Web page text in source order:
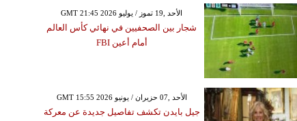
GMT 21:45 2026 الأحد ,19 تموز / يوليو
شجار بين الصحفيين في نهائي كأس العالم
أمام أعين FBI
GMT 15:55 2026 الأحد ,07 حزيران / يونيو
جيل بايدن تكشف تفاصيل جديدة عن معركة